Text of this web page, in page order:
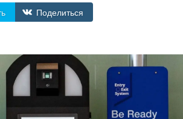
Поделиться